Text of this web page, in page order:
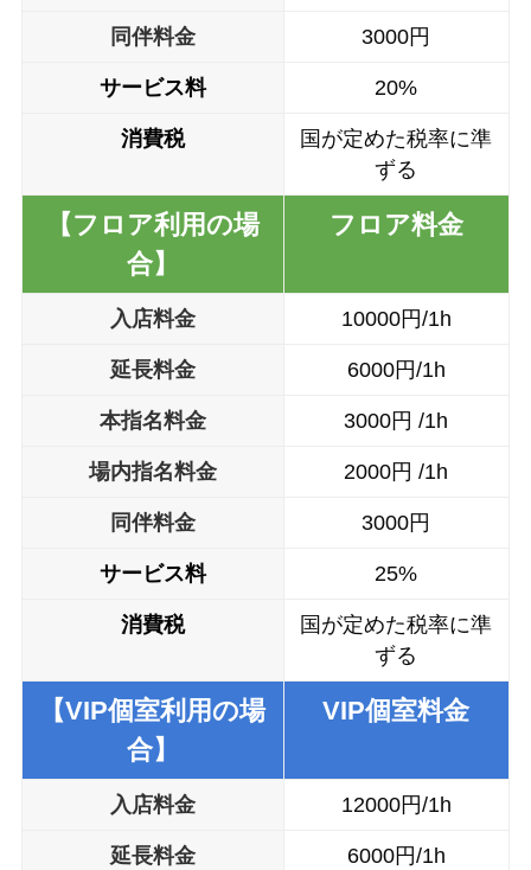
同伴料金 3000円
サービス料 20%
消費税
国が定めた税率に準
ずる
【フロア利用の場
合】
フロア料金
入店料金 10000円/1h
延長料金 6000円/1h
本指名料金 3000円 /1h
場内指名料金 2000円 /1h
同伴料金 3000円
サービス料 25%
消費税
国が定めた税率に準
ずる
【VIP個室利用の場
合】
VIP個室料金
入店料金 12000円/1h
延長料金 6000円/1h